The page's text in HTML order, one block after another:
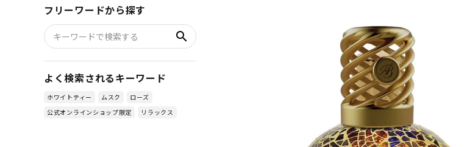
フリーワードから探す
search
よく検索されるキーワード
ホワイトティー ムスク
ローズ
公式オンラインショップ限定
リラックス